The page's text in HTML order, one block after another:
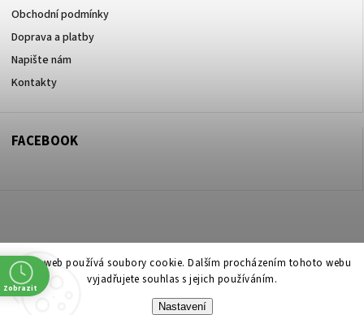
Tento web používá soubory cookie. Dalším procházením tohoto webu
vyjadřujete souhlas s jejich používáním.
Nastavení
Obchodní podmínky
Doprava a platby
Napište nám
Kontakty
FACEBOOK
Copyright 2026 ZOO ve dvoře Praha 5. Všechna práva vyhrazena.
Upravit nastavení cookies
Zobrazit